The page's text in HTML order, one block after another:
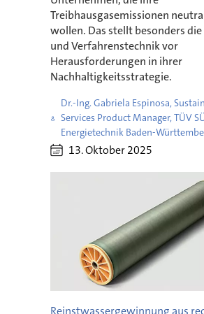
Treibhausgasemissionen
wollen. Das stellt besonders die
und Verfahrenstechnik vor
Herausforderungen in ihrer
Nachhaltigkeitsstrategie.
Dr.-Ing. Gabriela Espinosa,
Services Product Manager, TÜV
Energietechnik Baden-
13. Oktober 2025
Reinstwassergewinnung aus